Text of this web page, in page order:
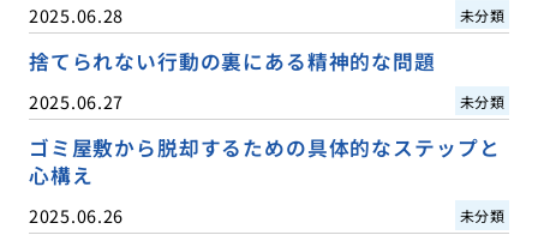
2025.06.28 未分類
捨てられない行動の裏にある精神的な問題
2025.06.27 未分類
ゴミ屋敷から脱却するための具体的なステップと
心構え
2025.06.26 未分類